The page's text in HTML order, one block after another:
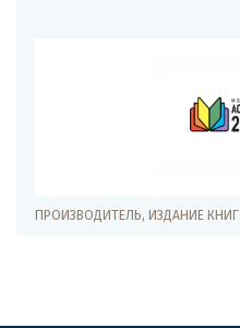
ПРОИЗВОДИТЕЛЬ, ИЗДАНИЕ КНИГ